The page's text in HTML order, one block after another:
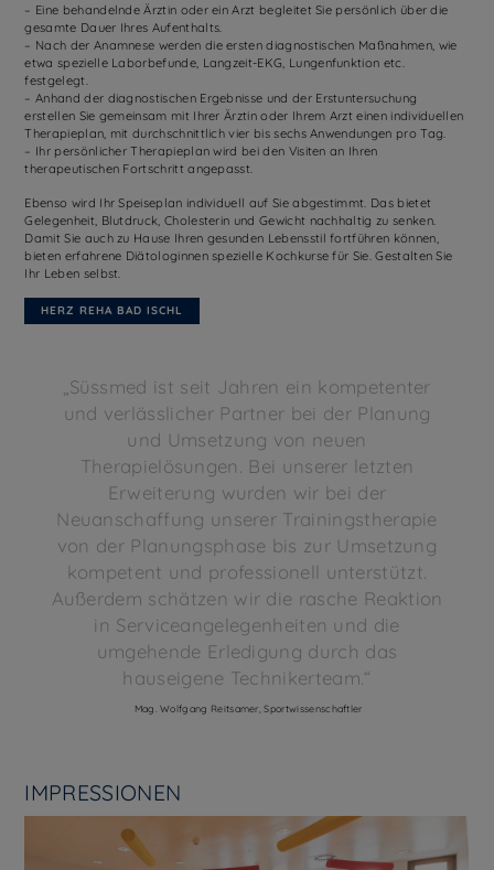
– Eine behandelnde Ärztin oder ein Arzt begleitet Sie persönlich über die
gesamte Dauer Ihres Aufenthalts.
– Nach der Anamnese werden die ersten diagnostischen Maßnahmen, wie
etwa spezielle Laborbefunde, Langzeit-EKG, Lungenfunktion etc.
festgelegt.
– Anhand der diagnostischen Ergebnisse und der Erstuntersuchung
erstellen Sie gemeinsam mit Ihrer Ärztin oder Ihrem Arzt einen individuellen
Therapieplan, mit durchschnittlich vier bis sechs Anwendungen pro Tag.
– Ihr persönlicher Therapieplan wird bei den Visiten an Ihren
therapeutischen Fortschritt angepasst.
Ebenso wird Ihr Speiseplan individuell auf Sie abgestimmt. Das bietet
Gelegenheit, Blutdruck, Cholesterin und Gewicht nachhaltig zu senken.
Damit Sie auch zu Hause Ihren gesunden Lebensstil fortführen können,
bieten erfahrene Diätologinnen spezielle Kochkurse für Sie. Gestalten Sie
Ihr Leben selbst.
HERZ REHA BAD ISCHL
„Süssmed ist seit Jahren ein kompetenter
und verlässlicher Partner bei der Planung
und Umsetzung von neuen
Therapielösungen. Bei unserer letzten
Erweiterung wurden wir bei der
Neuanschaffung unserer Trainingstherapie
von der Planungsphase bis zur Umsetzung
kompetent und professionell unterstützt.
Außerdem schätzen wir die rasche Reaktion
in Serviceangelegenheiten und die
umgehende Erledigung durch das
hauseigene Technikerteam.“
Mag. Wolfgang Reitsamer, Sportwissenschaftler
IMPRESSIONEN